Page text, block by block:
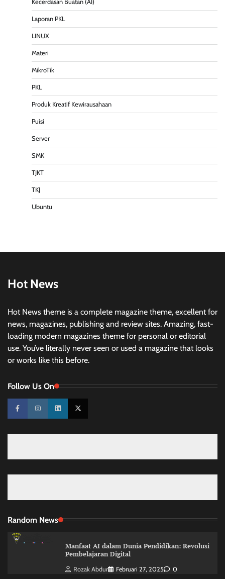
Kecerdasan Buatan (AI)
Laporan PKL
LINUX
Materi
MikroTik
PKL
Produk Kreatif Kewirausahaan
Puisi
Server
SMK
TJKT
TKJ
Ubuntu
Hot News
Hot News theme is a complete magazine theme, excellent for
news, magazines, publishing and review sites. Amazing, fast-
loading modern magazines theme for personal or editorial
use. You’ve literally never seen or used a magazine that looks
or works like this before.
Follow Us On
Random News
Manfaat AI dalam Dunia Pendidikan: Revolusi
Pembelajaran Digital
Rozak Abdur Februari 27, 2025 0